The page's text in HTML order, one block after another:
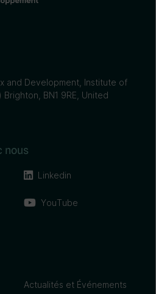
and Development, Institute of
BN1 9RE, United
nous
Linkedin
YouTube
Actualités et Événements